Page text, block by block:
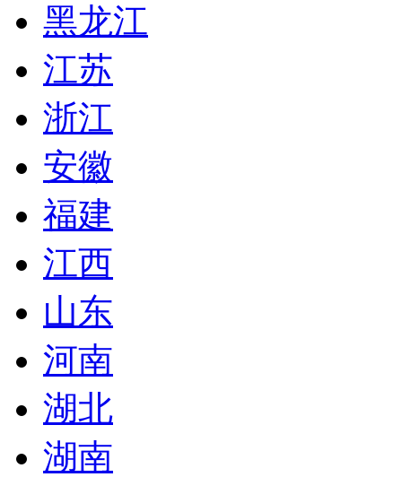
黑龙江
江苏
浙江
安徽
福建
江西
山东
河南
湖北
湖南